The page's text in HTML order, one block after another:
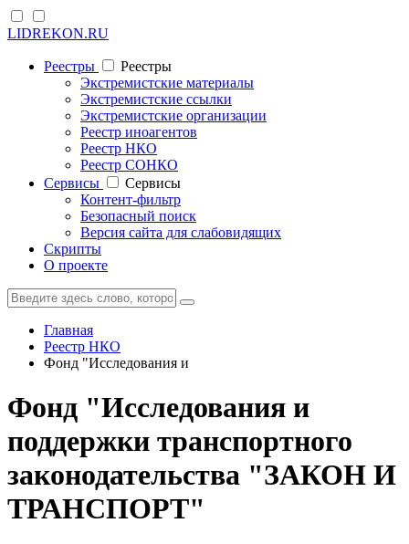
LIDREKON.RU
Реестры
Реестры
Экстремистские материалы
Экстремистские ссылки
Экстремистские организации
Реестр иноагентов
Реестр НКО
Реестр СОНКО
Cервисы
Cервисы
Контент-фильтр
Безопасный поиск
Версия сайта для слабовидящих
Скрипты
О проекте
Главная
Реестр НКО
Фонд "Исследования и
Фонд "Исследования и
поддержки транспортного
законодательства "ЗАКОН И
ТРАНСПОРТ"